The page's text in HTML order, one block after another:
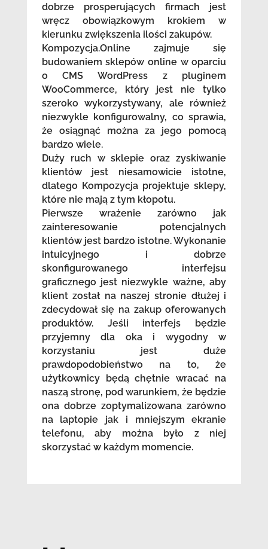
dobrze prosperujących firmach jest
wręcz obowiązkowym krokiem w
kierunku zwiększenia ilości zakupów.
Kompozycja.Online zajmuje się
budowaniem sklepów online w oparciu
o CMS WordPress z pluginem
WooCommerce, który jest nie tylko
szeroko wykorzystywany, ale również
niezwykle konfigurowalny, co sprawia,
że osiągnąć można za jego pomocą
bardzo wiele.
Duży ruch w sklepie oraz zyskiwanie
klientów jest niesamowicie istotne,
dlatego Kompozycja projektuje sklepy,
które nie mają z tym kłopotu.
Pierwsze wrażenie zarówno jak
zainteresowanie potencjalnych
klientów jest bardzo istotne. Wykonanie
intuicyjnego i dobrze
skonfigurowanego interfejsu
graficznego jest niezwykle ważne, aby
klient został na naszej stronie dłużej i
zdecydował się na zakup oferowanych
produktów. Jeśli interfejs będzie
przyjemny dla oka i wygodny w
korzystaniu jest duże
prawdopodobieństwo na to, że
użytkownicy będą chętnie wracać na
naszą stronę, pod warunkiem, że będzie
ona dobrze zoptymalizowana zarówno
na laptopie jak i mniejszym ekranie
telefonu, aby można było z niej
skorzystać w każdym momencie.